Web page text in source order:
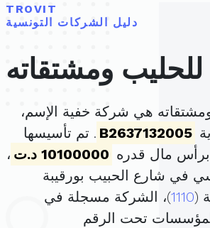
TROVIT
دليل الشركات التونسية
للحليب ومشتقاته
هي شركة خفية الإسم،
B2637132005 . تم تأسيسها
10100000 د.ت
،
في شارع الحبيب بورقيبة
(
1110)، الشركة مسجلة في
تحت الرقم